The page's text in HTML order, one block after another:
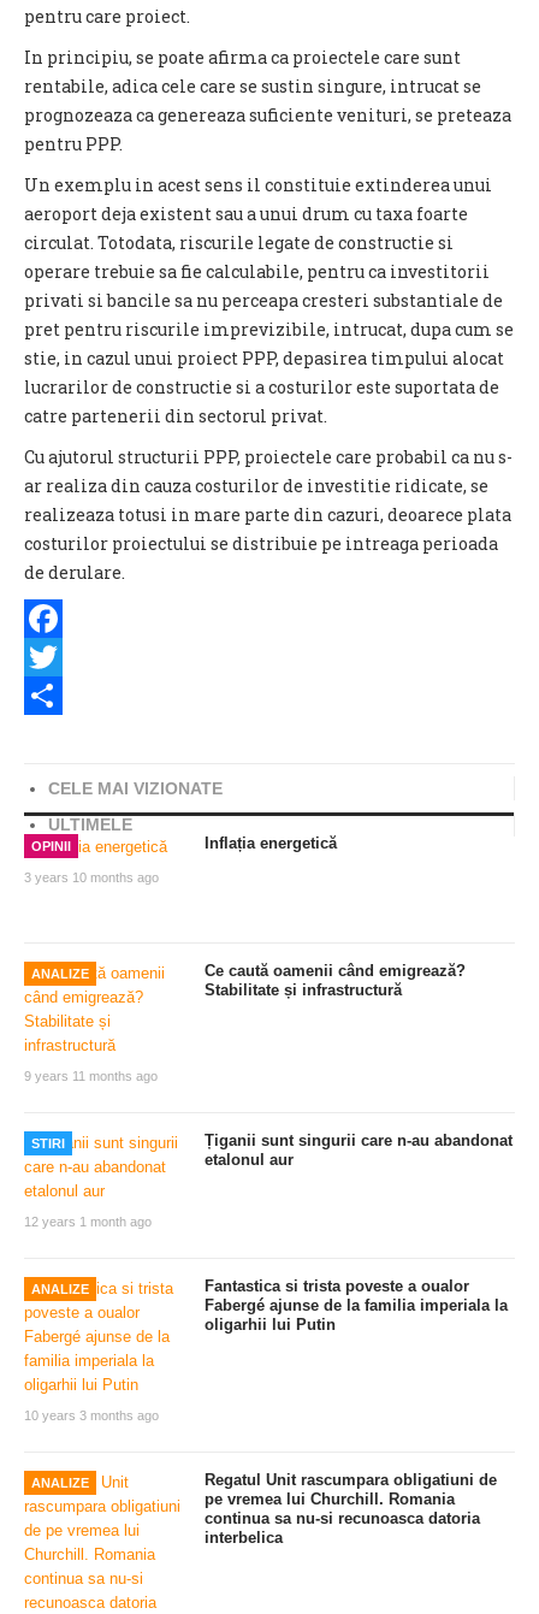
pentru care proiect.
In principiu, se poate afirma ca proiectele care sunt
rentabile, adica cele care se sustin singure, intrucat se
prognozeaza ca genereaza suficiente venituri, se preteaza
pentru PPP.
Un exemplu in acest sens il constituie extinderea unui
aeroport deja existent sau a unui drum cu taxa foarte
circulat. Totodata, riscurile legate de constructie si
operare trebuie sa fie calculabile, pentru ca investitorii
privati si bancile sa nu perceapa cresteri substantiale de
pret pentru riscurile imprevizibile, intrucat, dupa cum se
stie, in cazul unui proiect PPP, depasirea timpului alocat
lucrarilor de constructie si a costurilor este suportata de
catre partenerii din sectorul privat.
Cu ajutorul structurii PPP, proiectele care probabil ca nu s-
ar realiza din cauza costurilor de investitie ridicate, se
realizeaza totusi in mare parte din cazuri, deoarece plata
costurilor proiectului se distribuie pe intreaga perioada
de derulare.
Facebook
Twitter
CELE MAI VIZIONATE
ULTIMELE
OPINII
3 years 10 months ago
Inflația energetică
ANALIZE
9 years 11 months ago
Ce caută oamenii când emigrează?
Stabilitate și infrastructură
STIRI
12 years 1 month ago
Țiganii sunt singurii care n-au abandonat
etalonul aur
ANALIZE
10 years 3 months ago
Fantastica si trista poveste a oualor
Fabergé ajunse de la familia imperiala la
oligarhii lui Putin
ANALIZE
Regatul Unit rascumpara obligatiuni de
pe vremea lui Churchill. Romania
continua sa nu-si recunoasca datoria
interbelica